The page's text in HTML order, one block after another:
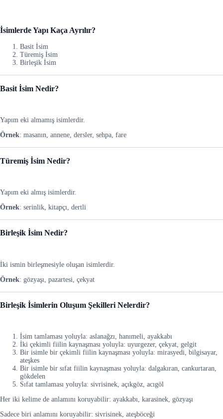
İsimlerde Yapı Kaça Ayrılır?
Basit İsim
Türemiş İsim
Birleşik İsim
Basit İsim Nedir?
Yapım eki almamış isimlerdir.
Örnek: masanın, annene, dersler, sehpa, fare
Türemiş İsim Nedir?
Yapım eki almış isimlerdir.
Örnek: serinlik, kitapçı, dertli
Birleşik İsim Nedir?
İki ismin birleşmesiyle oluşan isimlerdir.
Örnek: gözyaşı, pazartesi, çekyat
Birleşik İsimlerin Oluşum Şekilleri Nelerdir?
İsim tamlaması yoluyla: aslanağzı, hanımeli, ayakkabı
İki çekimli fiilin kaynaşması yoluyla: uyurgezer, çekyat, gelgit
Bir isimle bir çekimli fiilin kaynaşması yoluyla: mirasyedi, bilgisayar,
ateşkes
Bir isimle bir sıfat fiilin kaynaşması yoluyla: dalgakıran, cankurtaran,
gökdelen
Sıfat tamlaması yoluyla: sivrisinek, açıkgöz, acıgöl
Her iki kelime de anlamını koruyabilir: ayakkabı, karasinek, gözyaşı
Sadece biri anlamını koruyabilir: sivrisinek, ateşböceği